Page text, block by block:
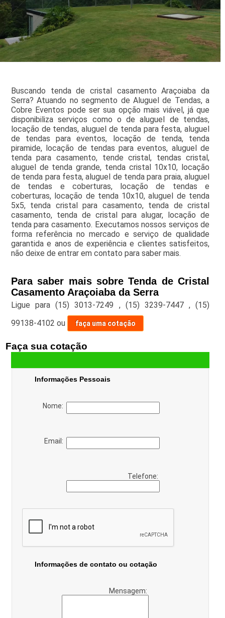
Buscando tenda de cristal casamento Araçoiaba da
Serra? Atuando no segmento de Aluguel de Tendas, a
Cobre Eventos pode ser sua opção mais viável, já que
disponibiliza serviços como o de aluguel de tendas,
locação de tendas, aluguel de tenda para festa, aluguel
de tendas para eventos, locação de tenda, tenda
piramide, locação de tendas para eventos, aluguel de
tenda para casamento, tende cristal, tendas cristal,
aluguel de tenda grande, tenda cristal 10x10, locação
de tenda para festa, aluguel de tenda para praia, aluguel
de tendas e coberturas, locação de tendas e
coberturas, locação de tenda 10x10, aluguel de tenda
5x5, tenda cristal para casamento, tenda de cristal
casamento, tenda de cristal para alugar, locação de
tenda para casamento. Executamos nossos serviços de
forma referência no mercado e serviço de qualidade
garantida e anos de experiência e clientes satisfeitos,
não deixe de entrar em contato para saber mais.
Para saber mais sobre Tenda de Cristal
Casamento Araçoiaba da Serra
Ligue para(15) 3013-7249 , (15) 3239-7447 ,(15)
99138-4102 ou faça uma cotação
Faça sua cotação
Informações Pessoais
Nome:
Email:
Telefone:
Informações de contato ou cotação
Mensagem: